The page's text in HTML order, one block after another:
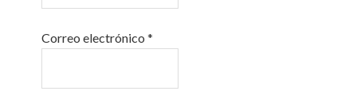
Correo electrónico*